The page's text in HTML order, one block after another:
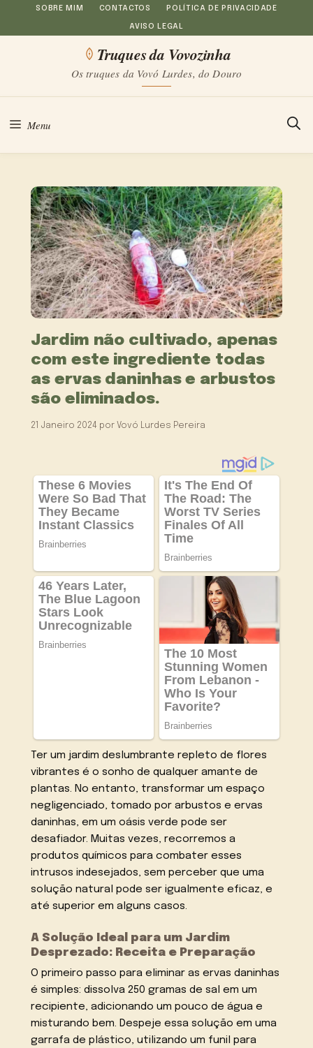
Saltar
para
conteúdo
SOBRE MIM CONTACTOS POLÍTICA DE PRIVACIDADE
AVISO LEGAL
Truques da Vovozinha
Os truques da Vovó Lurdes, do Douro
Menu
Jardim não cultivado, apenas
com este ingrediente todas
as ervas daninhas e arbustos
são eliminados.
21 Janeiro 2024 por Vovó Lurdes Pereira
Ter um jardim deslumbrante repleto de flores
vibrantes é o sonho de qualquer amante de
plantas. No entanto, transformar um espaço
negligenciado, tomado por arbustos e ervas
daninhas, em um oásis verde pode ser
desafiador. Muitas vezes, recorremos a
produtos químicos para combater esses
intrusos indesejados, sem perceber que uma
solução natural pode ser igualmente eficaz, e
até superior em alguns casos.
A Solução Ideal para um Jardim
Desprezado: Receita e Preparação
O primeiro passo para eliminar as ervas daninhas
é simples: dissolva 250 gramas de sal em um
recipiente, adicionando um pouco de água e
misturando bem. Despeje essa solução em uma
garrafa de plástico, utilizando um funil para